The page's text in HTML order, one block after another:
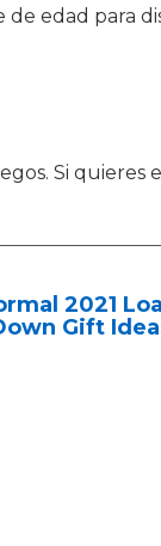
edad para
Si
2021
Gift